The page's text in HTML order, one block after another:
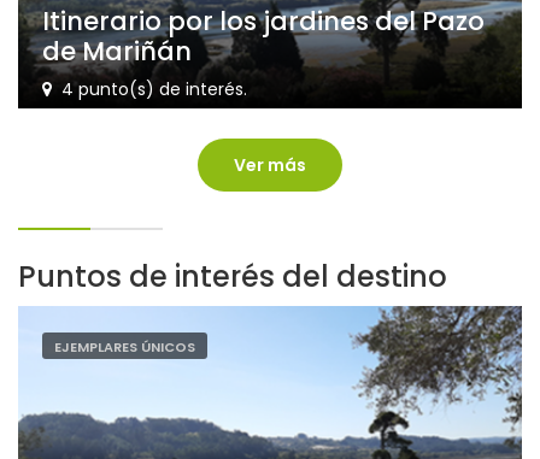
Itinerario por los jardines del Pazo
de Mariñán
4 punto(s) de interés.
Ver más
Puntos de interés del destino
EJEMPLARES ÚNICOS